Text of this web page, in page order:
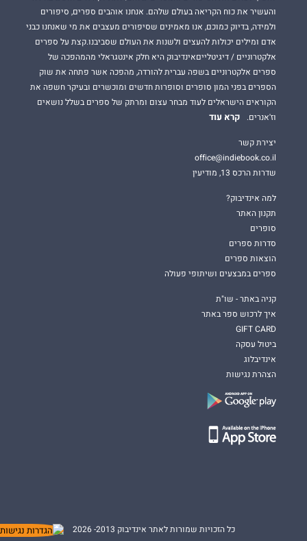
והעשיר את כוח הקריאה בעולם שלהם. אנחנו אוהבים ספרים, סיפורים
ולמידה, בדיוק כמוכם, אנו מאמינים שסיפורים מעצבים את מי שאנחנו כבני
אדם ומילים יכולות להעצים ולשנות את העולם שסביבנו.קצת על ספרים
אלקטרוניים / דיגיטלייםאינדיבוק היא חלק אינטגראלי מהמהפכה של
ספרים אלקטרוניים בשפה עברית להורדה, מהפכה אשר פתחה את שוק
הספרים בפני המון סופרים וסופרות חדשים ומוכשרים ובעיקר חשפה את
הקוראים הישראלים לעוד מבחר עצום ומרתק של ספרים בשלל נושאים
וז'אנרים.
קרא עוד
יצירת קשר
office@indiebook.co.il
שדרות הרכס 13, מודיעין
למה אינדיבוק?
תקנון האתר
סופרים
סדרות ספרים
הוצאות ספרים
ספרים במבצעים ושיתופי פעולה
קניה באתר - שו"ת
איך לרכוש ספר באתר
GIFT CARD
ביטול עסקה
אינדיבלוג
הצהרת נגישות
כל הזכויות שמורות לאתר אינדיבוק 2013- 2026